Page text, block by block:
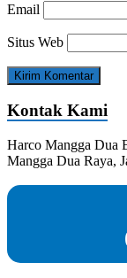
Email
Situs Web
Kontak Kami
Harco Mangga Dua
Mangga Dua Raya,